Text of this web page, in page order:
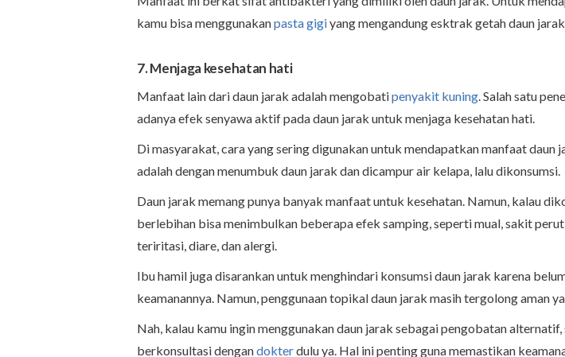
kamu bisa menggunakanpasta gigiyang mengandung esktrak getah daun
7. Menjaga kesehatan hati
Manfaat lain dari daun jarak adalah mengobatipenyakit kuning. Salah satu
adanya efek senyawa aktif pada daun jarak untuk menjaga kesehatan hati.
Di masyarakat, cara yang sering digunakan untuk mendapatkan manfaat daun
adalah dengan menumbuk daun jarak dan dicampur air kelapa, lalu dikonsumsi.
Daun jarak memang punya banyak manfaat untuk kesehatan. Namun, kalau
berlebihan bisa menimbulkan beberapa efek samping, seperti mual, sakit
teriritasi, diare, dan alergi.
Ibu hamil juga disarankan untuk menghindari konsumsi daun jarak karena
keamanannya. Namun, penggunaan topikal daun jarak masih tergolong aman
Nah, kalau kamu ingin menggunakan daun jarak sebagai pengobatan
berkonsultasi dengandokterdulu ya. Hal ini penting guna memastikan